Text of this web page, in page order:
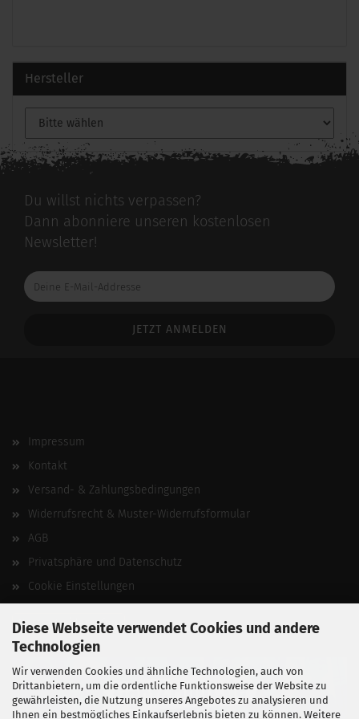
Diese Webseite verwendet Cookies und andere
Technologien
Wir verwenden Cookies und ähnliche Technologien, auch von
Drittanbietern, um die ordentliche Funktionsweise der Website zu
gewährleisten, die Nutzung unseres Angebotes zu analysieren und
Ihnen ein bestmögliches Einkaufserlebnis bieten zu können. Weitere
Hersteller
Du willst nichts verpassen?
Dann abonniere unseren kostenlosen
Newsletter!
Deine
E-
Impressum
Kontakt
Versand- & Zahlungsbedingungen
Widerrufsrecht & Muster-Widerrufsformular
AGB
Privatsphäre und Datenschutz
Cookie Einstellungen
Vertrag widerrufen